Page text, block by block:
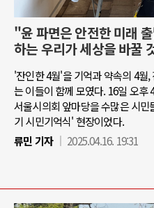
"윤 파면은 안전한 미래
하는 우리가 세상을 바꿀
'잔인한 4월'을 기억과 약속의 4월
는 이들이 함께 모였다. 16일 오후
서울시의회 앞마당을 수많은 시
기 시민기억식' 현장이었다.
류민 기자
2025.04.16. 19:31